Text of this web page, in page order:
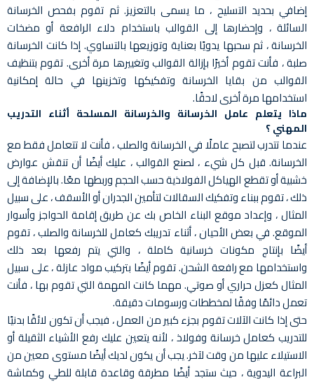
إضافي بحديد التسليح ، ما يسمى بالتعزيز. ثم تقوم بفحص الخرسانة
السائلة ، وإحضارها إلى القوالب باستخدام دلاء الرافعة أو مضخات
الخرسانة ، ثم سحبها يدويًا بعناية وتوزيعها بالتساوي. إذا كانت الخرسانة
صلبة ، فأنت تقوم أخيرًا بإزالة القوالب وتغييرها مرة أخرى. تقوم بتنظيف
القوالب من بقايا الخرسانة وتفكيكها وتخزينها في حالة إمكانية
استخدامها مرة أخرى لاحقًا.
ماذا يتعلم عامل الخرسانة والخرسانة المسلحة أثناء التدريب
المهني ؟
عندما تتدرب لتصبح عاملًا في الخرسانة والصلب ، فأنت لا تتعامل فقط مع
الخرسانة. قبل كل شيء ، لصنع القوالب ، عليك أيضًا أن تنقش عوارض
خشبية أو تقطع الهياكل الفولاذية حسب الحجم وربطها معًا. بالإضافة إلى
ذلك ، تقوم ببناء وتفكيك السقالات لتأمين الجدران أو الأسقف ، على سبيل
المثال ، وإعداد موقع البناء الخاص بك عن طريق إقامة الحواجز وأسوار
الموقع. في بعض الأحيان ، أثناء تدريبك كعامل للخرسانة والصلب ، تقوم
أيضًا بإنتاج مكونات خرسانية كاملة ، والتي يتم رفعها بعد ذلك
واستخدامها مع رافعة الشحن. تقوم أيضًا بتركيب مواد عازلة ، على سبيل
المثال كعزل حراري أو صوتي. مهما كانت المهمة التي تقوم بها ، فأنت
تعمل دائمًا وفقًا لمخططات ورسومات دقيقة.
حتى إذا كانت الآلات تقوم بجزء كبير من العمل ، فيجب أن تكون لائقًا بدنيًا
للتدريب كعامل خرسانة وفولاذ ، لأنه يتعين عليك رفع الأشياء الثقيلة أو
الاستيلاء عليها من وقت لآخر. يجب أن يكون لديك أيضًا مستوى معين من
البراعة اليدوية ، حيث ستجد أيضًا مطرقة وقاعدة قابلة للطي وكماشة